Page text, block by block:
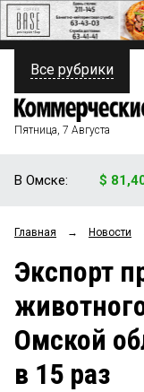
ПОЛИТИКА
ФИНАНСЫ
ОБЩЕСТВО
ЗАКОН
ПРОИСШЕСТВИЯ
Все рубрики
Пятница, 7 Августа
В Омске: $
Главная → Новости
Экспорт
Омской
в 15 раз